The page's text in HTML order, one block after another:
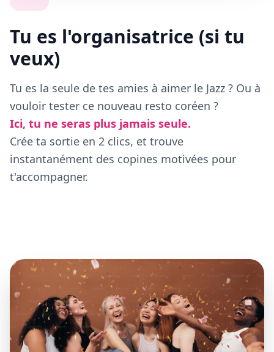
Tu es l'organisatrice (si tu
veux)
Tu es la seule de tes amies à aimer le Jazz ? Ou à
vouloir tester ce nouveau resto coréen ?
Ici, tu ne seras plus jamais seule.
Crée ta sortie en 2 clics, et trouve
instantanément des copines motivées pour
t'accompagner.